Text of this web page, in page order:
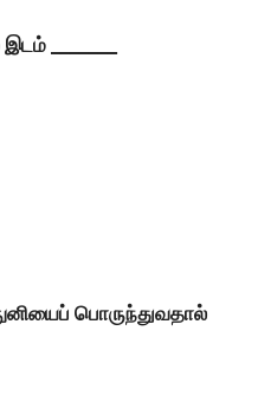
_______
பொருந்துவதால்